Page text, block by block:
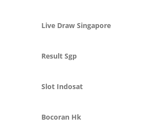
Live Draw Singapore
Result Sgp
Slot Indosat
Bocoran Hk